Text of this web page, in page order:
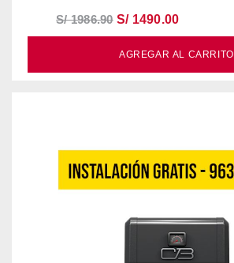
S/ 1986.90S/ 1490.00
AGREGAR AL CARRITO